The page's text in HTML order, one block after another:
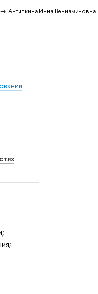
Антипкина Инна Вениаминовна